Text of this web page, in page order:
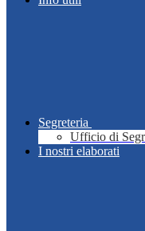
Segreteria
Ufficio di
I nostri elaborati